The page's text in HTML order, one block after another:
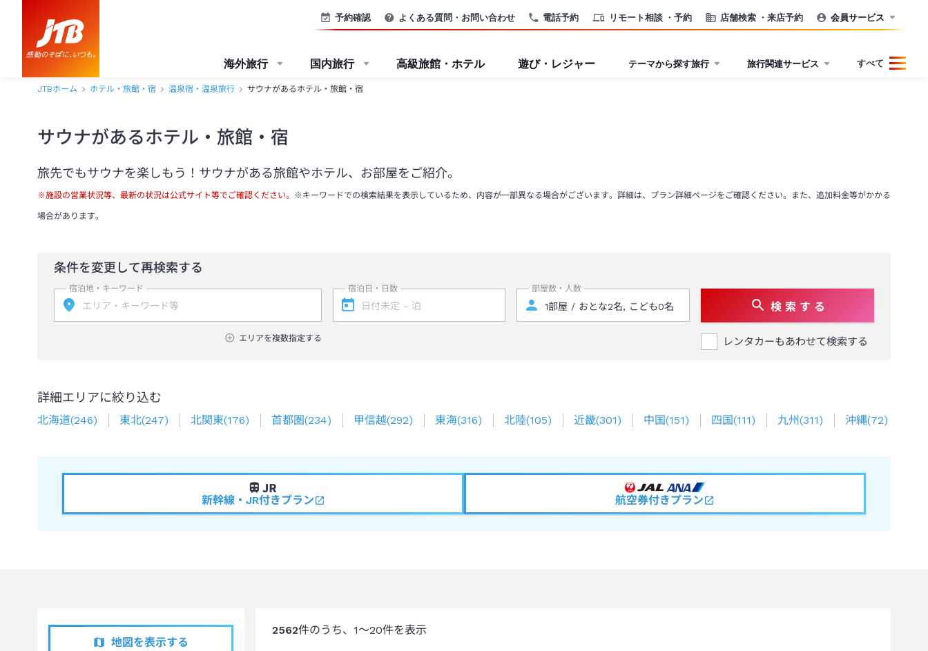
電話予約 リモート相談 ・予約 店舗検索 ・来店予約
予約確認 よくある質問・お問い合わせ 会員サービス
海外旅行 国内旅行 高級旅館・ホテル 遊び・レジャー テーマから探す旅行 旅行関連サービス すべて
JTBホーム ホテル・旅館・宿 温泉宿・温泉旅行 サウナがあるホテル・旅館・宿
サウナがあるホテル・旅館・宿
旅先でもサウナを楽しもう！サウナがある旅館やホテル、お部屋をご紹介。
※施設の営業状況等、最新の状況は公式サイト等でご確認ください。 ※キーワードでの検索結果を表示しているため、内容が一部異なる場合がございます。詳細は、プラン詳細ページをご確認ください。また、追加料金等がかかる
場合があります。
条件を変更して再検索する
宿泊地・キーワード
エリアを複数指定する
宿泊日・日数 部屋数・人数
検 索 す る
レンタカーもあわせて検索する
詳細エリアに絞り込む
北海道(246) 東北(247) 北関東(176) 首都圏(234) 甲信越(292) 東海(316) 北陸(105) 近畿(301) 中国(151) 四国(111) 九州(311) 沖縄(72)
新幹線・JR付きプラン 航空券付きプラン
地図を表示する
2562件のうち、 1～20件を表示